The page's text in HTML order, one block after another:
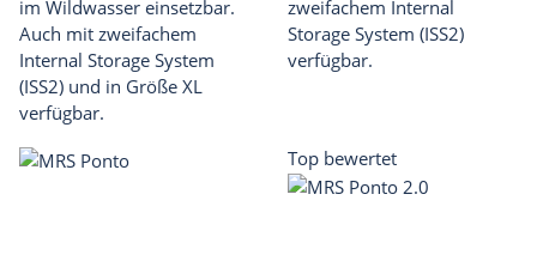
im Wildwasser einsetzbar.
Auch mit zweifachem
Internal Storage System
(ISS2) und in Größe XL
verfügbar.
zweifachem Internal
Storage System (ISS2)
verfügbar.
Top bewertet